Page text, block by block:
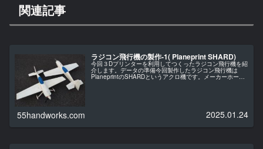
関連記事
ラジコン飛行機の製作-1( Planeprint SHARD)
今回３Dプリンターを利用してつくったラジコン飛行機を紹
介します。データの準備今回製作したラジコン飛行機は
PlaneprintのSHARDというアクロ機です。メーカーホーム
ページからリンクよりデータを購入しました。単葉機、対
55handworks.com 2025.01.24